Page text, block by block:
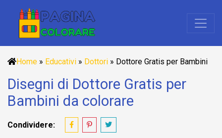
Home » Educativi » Dottori » Dottore Gratis per Bambini
Disegni di Dottore Gratis per
Bambini da colorare
Condividere: